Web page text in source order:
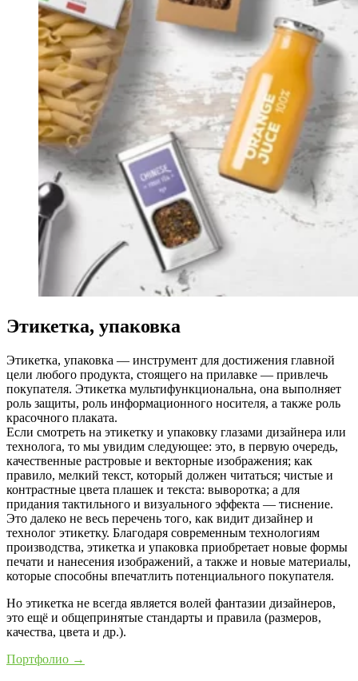
Этикетка, упаковка
Этикетка, упаковка — инструмент для достижения главной
цели любого продукта, стоящего на прилавке — привлечь
покупателя. Этикетка мультифункциональна, она выполняет
роль защиты, роль информационного носителя, а также роль
красочного плаката.
Если смотреть на этикетку и упаковку глазами дизайнера или
технолога, то мы увидим следующее: это, в первую очередь,
качественные растровые и векторные изображения; как
правило, мелкий текст, который должен читаться; чистые и
контрастные цвета плашек и текста: выворотка; а для
придания тактильного и визуального эффекта — тиснение.
Это далеко не весь перечень того, как видит дизайнер и
технолог этикетку. Благодаря современным технологиям
производства, этикетка и упаковка приобретает новые формы
печати и нанесения изображений, а также и новые материалы,
которые способны впечатлить потенциального покупателя.
Но этикетка не всегда является волей фантазии дизайнеров,
это ещё и общепринятые стандарты и правила (размеров,
качества, цвета и др.).
Портфолио →